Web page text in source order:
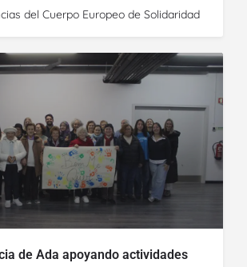
del Cuerpo Europeo de Solidaridad
de Ada apoyando actividades